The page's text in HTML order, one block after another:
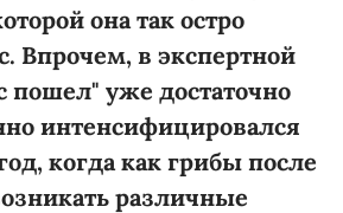
она так остро
Впрочем, в экспертной
пошел" уже достаточно
интенсифицировался
когда как грибы после
различные